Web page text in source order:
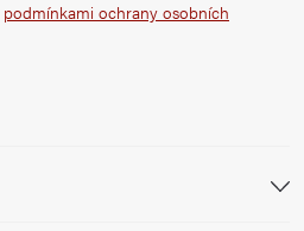
podmínkami ochrany osobních